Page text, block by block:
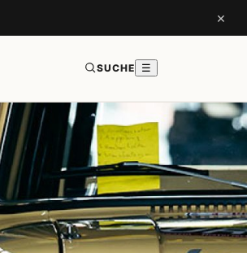
×
SUCHE ☰